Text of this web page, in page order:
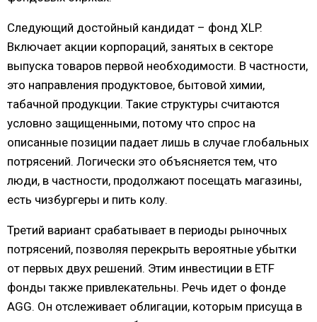
Следующий достойный кандидат – фонд XLP.
Включает акции корпораций, занятых в секторе
выпуска товаров первой необходимости. В частности,
это направления продуктовое, бытовой химии,
табачной продукции. Такие структуры считаются
условно защищенными, потому что спрос на
описанные позиции падает лишь в случае глобальных
потрясений. Логически это объясняется тем, что
люди, в частности, продолжают посещать магазины,
есть чизбургеры и пить колу.
Третий вариант срабатывает в периоды рыночных
потрясений, позволяя перекрыть вероятные убытки
от первых двух решений. Этим инвестиции в ETF
фонды также привлекательны. Речь идет о фонде
AGG. Он отслеживает облигации, которым присуща в